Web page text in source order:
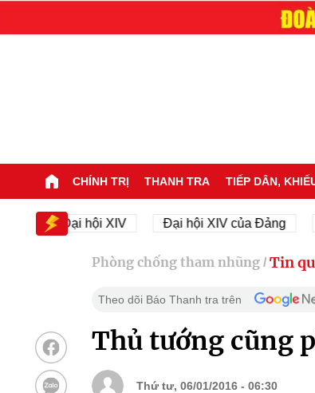
CHÍNH TRỊ THANH TRA TIẾP DÂN,
Đại hội XIV Đại hội XIV của Đảng
Phòng chống tham nhũng / Tin
Theo dõi Báo Thanh tra trên
Thủ tướng cũng
Thứ tư, 06/01/2016 - 06:30